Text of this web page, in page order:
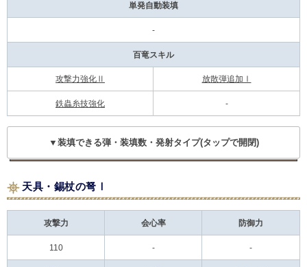
単発自動装填
-
百竜スキル
攻撃力強化Ⅱ 放散弾追加Ⅰ
鉄蟲糸技強化 -
▼装填できる弾・装填数・発射タイプ(タップで開閉)
天具・錫杖の弩Ⅰ
攻撃力 会心率 防御力
110 - -